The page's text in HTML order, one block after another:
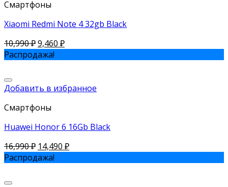
Смартфоны
Xiaomi Redmi Note 4 32gb Black
10,990₽9,460 ₽
Распродажа!
Добавить в избранное
Смартфоны
Huawei Honor 6 16Gb Black
16,990₽ 14,490 ₽
Распродажа!